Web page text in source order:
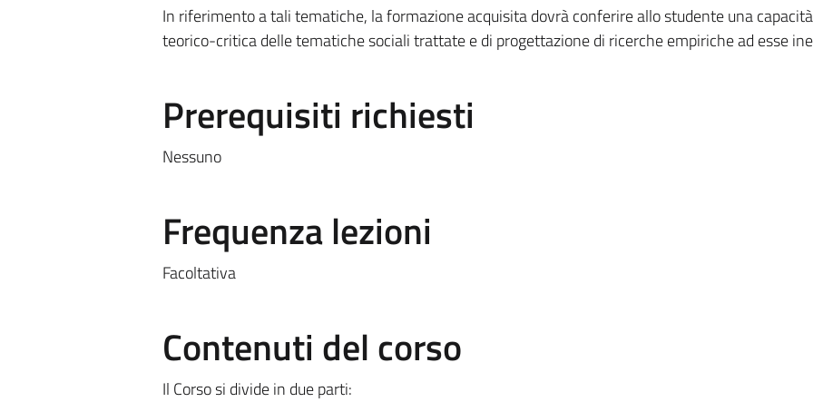
In riferimento a tali tematiche, la formazione acquisita dovrà conferire allo studente una
teorico-critica delle tematiche sociali trattate e di progettazione di ricerche empiriche ad esse
Prerequisiti richiesti
Nessuno
Frequenza lezioni
Facoltativa
Contenuti del corso
Il Corso si divide in due parti: